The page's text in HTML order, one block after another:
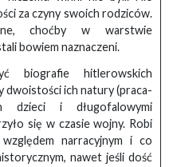
za czyny swoich rodziców.
choćby w warstwie
bowiem naznaczeni.
biografie hitlerowskich
dwoistości ich natury (praca-
dzieci i długofalowymi
się w czasie wojny. Robi
narracyjnym i co
nawet jeśli dość